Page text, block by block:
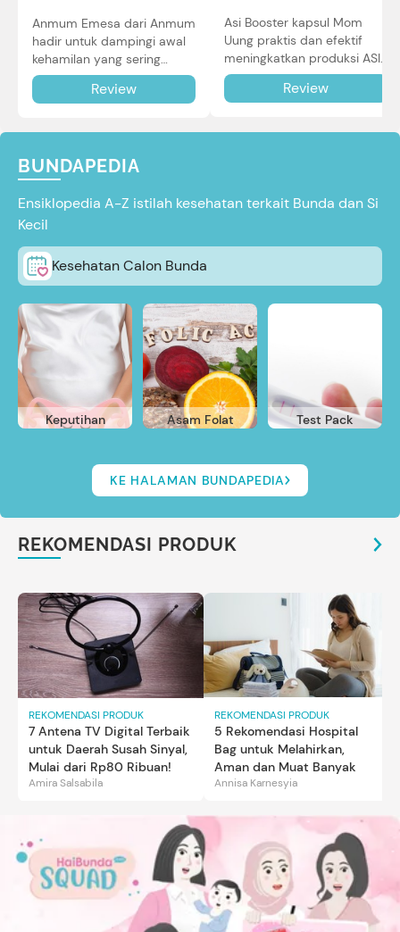
Anmum Emesa dari Anmum
hadir untuk dampingi awal
kehamilan yang sering
diiringi dengan mual dan
muntah. Simak reviewnya di
Review
Asi Booster kapsul Mom
Uung praktis dan efektif
meningkatkan produksi ASI
Bunda untuk Si Kecil. Simak
review lengkapnya di sini.
Review
BUNDAPEDIA
Ensiklopedia A-Z istilah kesehatan terkait Bunda dan Si
Kecil
Kesehatan Calon Bunda
Keputihan Asam Folat Test Pack
KE HALAMAN BUNDAPEDIA
REKOMENDASI PRODUK
REKOMENDASI PRODUK
7 Antena TV Digital Terbaik
untuk Daerah Susah Sinyal,
Mulai dari Rp80 Ribuan!
Amira Salsabila
REKOMENDASI PRODUK
5 Rekomendasi Hospital
Bag untuk Melahirkan,
Aman dan Muat Banyak
Annisa Karnesyia